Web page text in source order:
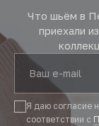
Что шьём в
приехали
Я даю согласие
соответствии с